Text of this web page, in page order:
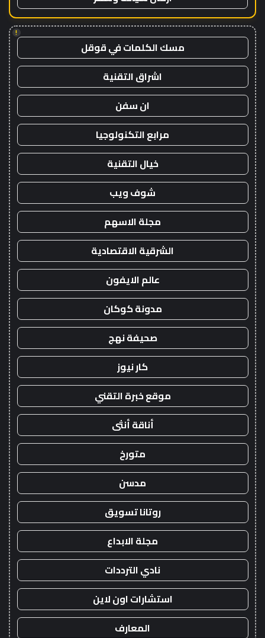
!
مسك الكلمات في قوقل
اشراق التقنية
ان سفن
مرابع التكنولوجيا
خيال التقنية
شوف ويب
مجلة الاسهم
الشرقية الاقتصادية
عالم الايفون
مدونة كوكان
صحيفة نهج
كار نيوز
موقع خبرة التقني
أناقة أنثى
متورخ
مدسن
روتانا تسويق
مجلة الابداع
نادي الترددات
استشارات اون لاين
المعارف